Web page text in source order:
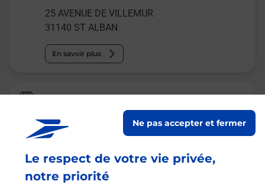
Le respect de votre vie privée,
notre priorité
Ne pas accepter et fermer
25 AVENUE DE VILLEMUR
31140 ST ALBAN
En savoir plus
Relais Pickup
JK VAPOSTORE
jusqu'à 09h30
2 RUE DU PONT VIEIL
31780 CASTELGINEST